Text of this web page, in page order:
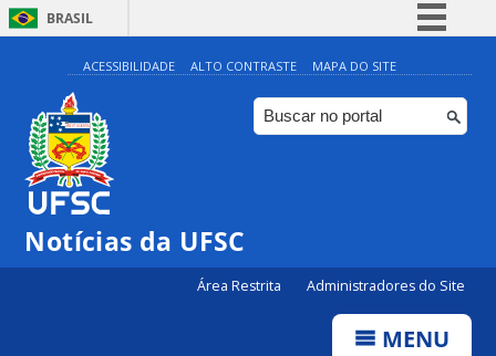
BRASIL
Simplifique!
Comunica BR
Participe
ACESSIBILIDADE ALTO CONTRASTE MAPA DO SITE
Notícias da UFSC
Área Restrita Administradores do Site
MENU